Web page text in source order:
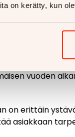
on kerätty, kun
että olen
huomioitu,
Autoliikkeen
vuoden
on erittäin
asiakkaan